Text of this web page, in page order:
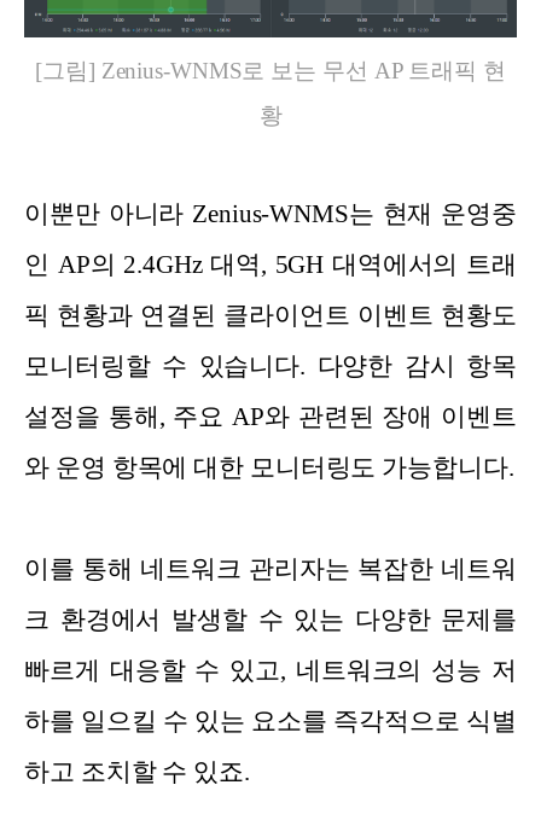
[그림] Zenius-WNMS로 보는 무선 AP 트래픽 현
황
이뿐만 아니라 Zenius-WNMS는 현재 운영중
인 AP의 2.4GHz 대역, 5GH 대역에서의 트래
픽 현황과 연결된 클라이언트 이벤트 현황도
모니터링할 수 있습니다. 다양한 감시 항목
설정을 통해, 주요 AP와 관련된 장애 이벤트
와 운영 항목에 대한 모니터링도 가능합니다.
이를 통해 네트워크 관리자는 복잡한 네트워
크 환경에서 발생할 수 있는 다양한 문제를
빠르게 대응할 수 있고, 네트워크의 성능 저
하를 일으킬 수 있는 요소를 즉각적으로 식별
하고 조치할 수 있죠.